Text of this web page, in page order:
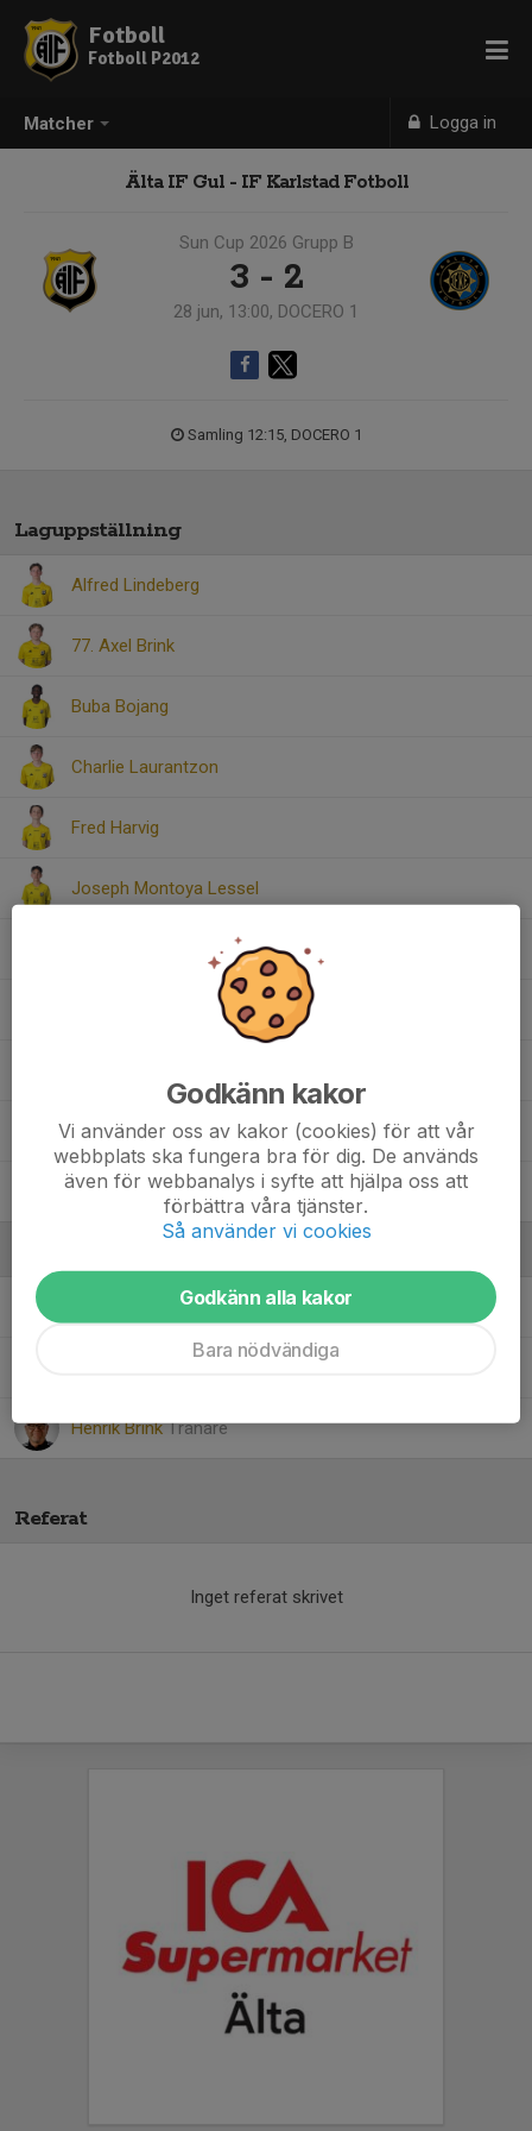
Matcher Logga in
Fotboll
Fotboll P2012
Älta IF Gul - IF Karlstad Fotboll
Sun Cup 2026 Grupp B
3 - 2
28 jun, 13:00, DOCERO 1
Samling 12:15, DOCERO 1
Laguppställning
Alfred Lindeberg
77. Axel Brink
Buba Bojang
Charlie Laurantzon
Fred Harvig
Joseph Montoya Lessel
Niilo Puhakka Rivera
Tiago da Silva F. Vieira
Ville Lager
Hjälptränare
Henrik BrinkTränare
Referat
Inget referat skrivet
Godkänn kakor
Vi använder oss av kakor (cookies) för att vår
webbplats ska fungera bra för dig. De används
även för webbanalys i syfte att hjälpa oss att
förbättra våra tjänster.
Så använder vi cookies
Godkänn alla kakor
Bara nödvändiga